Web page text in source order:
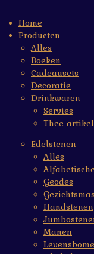
Home
Producten
Alles
Boeken
Cadeausets
Decoratie
Drinkwaren
Servies
Thee-
Edelstenen
Alles
Geodes
Handstenen
Manen